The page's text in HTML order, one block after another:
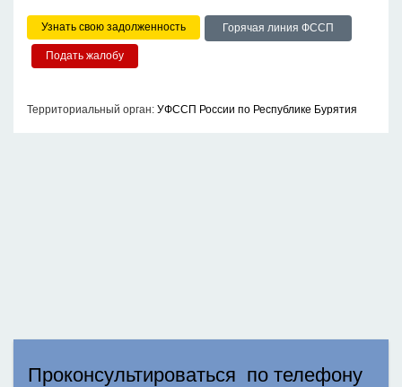
Узнать свою задолженность Горячая линия ФССП
Территориальный орган: УФССП России по Республике Бурятия